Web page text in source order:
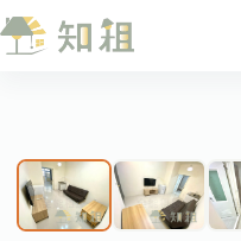
跳
至